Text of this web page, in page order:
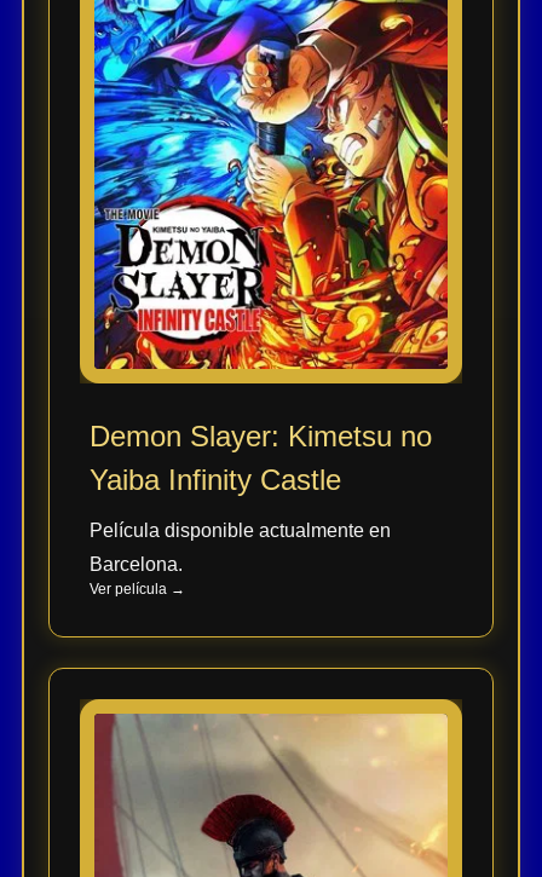
Demon Slayer: Kimetsu no
Yaiba Infinity Castle
Película disponible actualmente en
Barcelona.
Ver película →